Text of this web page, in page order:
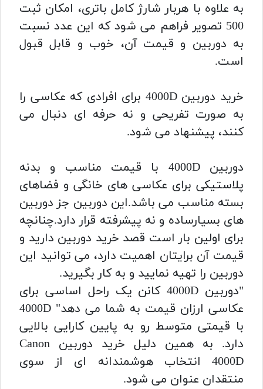
به علاوه با هربار شارژ کامل باتری، امکان ثبت
500 تصویر فراهم می شود که این عدد نسبت
به دوربین و قیمت آن، خوب و قابل قبول
است.
خرید دوربین 4000D برای افرادی که عکاسی را
به صورت تفریحی و نه حرفه ای دنبال می
کنند، پیشنهاد می شود.
دوربین 4000D با قیمت مناسب و بدنه
پلاستیکی برای عکاسی های خانگی و فضاهای
بسته مناسب می باشد.این دوربین جز دوربین
های بسیارساده و نه پیشرفته قرار دارد.چنانچه
برای اولین بار است قصد خرید دوربین دارید و
قیمت آن برایتان اهمیت دارد، می توانید این
دوربین را تهیه نمایید و به کار بگیرید.
"دوربین 4000D کانن یک راحل اساسی برای
عکاسی ارزان قیمت به شما می دهد" 4000D
با قیمتی متوسط رو به پایین کارایی بالایی
دارد. به همین دلیل خرید دوربین Canon
4000D انتخاب هوشمندانه ای از سوی
منتقدان عنوان می شود.